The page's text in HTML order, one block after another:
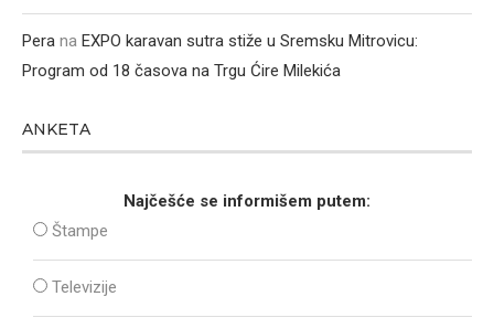
Pera na EXPO karavan sutra stiže u Sremsku Mitrovicu:
Program od 18 časova na Trgu Ćire Milekića
ANKETA
Najčešće se informišem putem:
Štampe
Televizije